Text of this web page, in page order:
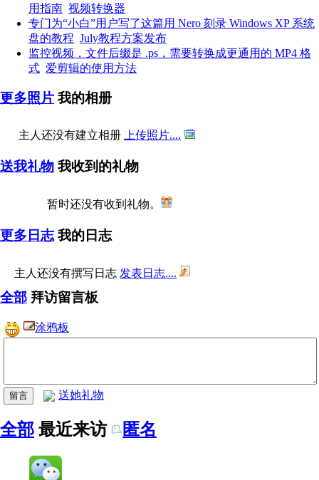
用指南 视频转换器
专门为“小白”用户写了这篇用 Nero 刻录 Windows XP 系统
盘的教程 July教程方案发布
监控视频，文件后缀是 .ps，需要转换成更通用的 MP4 格
式 爱剪辑的使用方法
更多照片 我的相册
主人还没有建立相册 上传照片....
送我礼物 我收到的礼物
暂时还没有收到礼物。
更多日志 我的日志
主人还没有撰写日志 发表日志....
全部 拜访留言板
涂鸦板
送她礼物
全部 最近来访 匿名